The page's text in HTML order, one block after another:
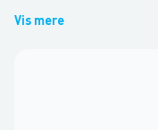
Vis mere